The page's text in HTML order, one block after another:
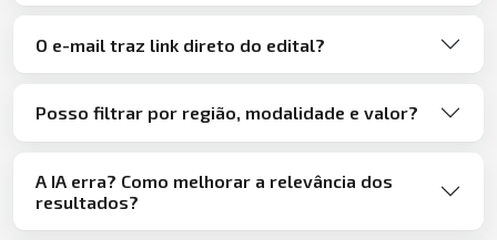
O e-mail traz link direto do edital?
Posso filtrar por região, modalidade e valor?
A IA erra? Como melhorar a relevância dos
resultados?